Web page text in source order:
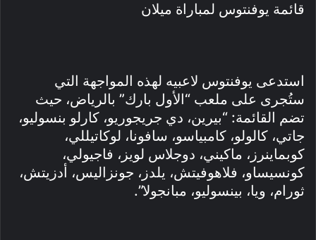
قائمة يوفنتوس لمباراة ميلان
استدعى يوفنتوس لاعبيه لهذه المواجهة التي
ستُجرى على ملعب “الأول بارك” بالرياض، حيث
تضم القائمة: “بيرين، دي جريجوريو، كارلو بنسوليو،
جاتي، كالولو، كامبياسو، سافونا، لوكاتيللي،
كوبماينرز، ماكيني، دوجلاس لويز، فاجيولي،
كونسيساو، فلاهوفيتش، يلدز، جونزاليس، أدزيتش،
ثورام، ويا، بينسوليو، مبانجولا”.